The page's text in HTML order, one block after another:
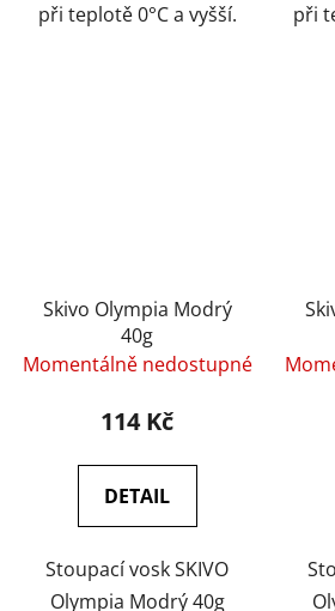
při teplotě 0°C a vyšší.
při
Skivo Olympia Modrý
40g
Momentálně nedostupné
114 Kč
DETAIL
Stoupací vosk SKIVO
Olympia Modrý 40g